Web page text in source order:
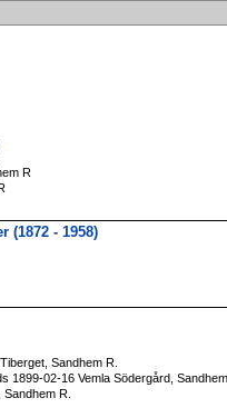
R
(1872 - 1958)
Sandhem R.
1899-02-16 Vemla Södergård,
R.